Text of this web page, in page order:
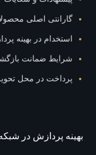
اصلی محصولات
در بهینه پردازش
ضمانت بازگشت کالا
در محل تحویل کالا
پردازش در شبکه های